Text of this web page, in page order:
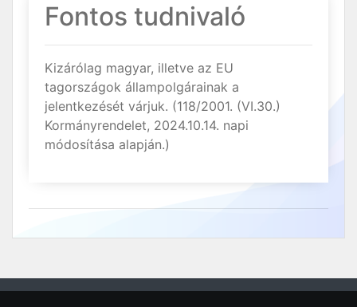
Fontos tudnivaló
Kizárólag magyar, illetve az EU
tagországok állampolgárainak a
jelentkezését várjuk. (118/2001. (VI.30.)
Kormányrendelet, 2024.10.14. napi
módosítása alapján.)